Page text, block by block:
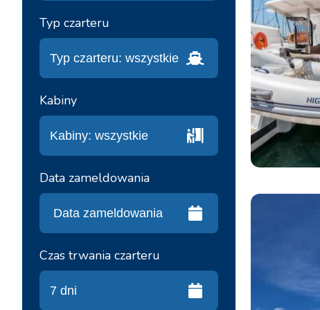
Typ czarteru
Kabiny
Data zameldowania
Czas trwania czarteru